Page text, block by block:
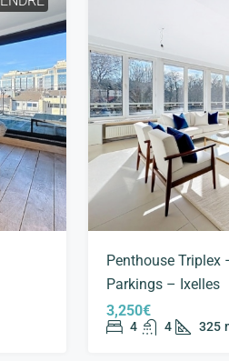
Penthouse Triplex
Parkings – Ixelles
3,250€
4 4 325